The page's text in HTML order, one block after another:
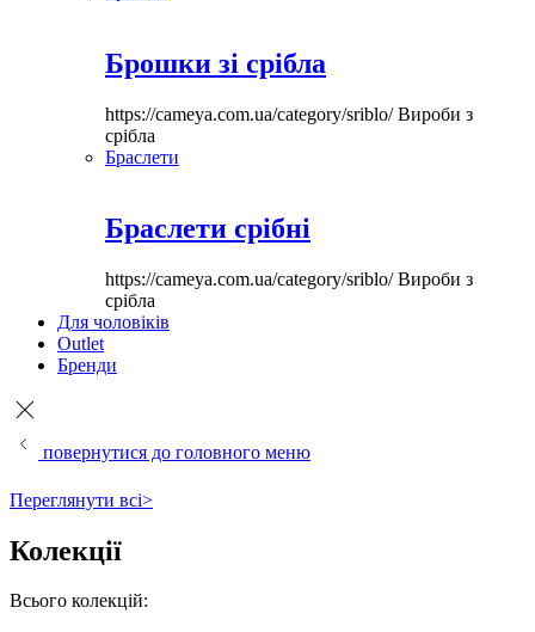
Брошки зі срібла
https://cameya.com.ua/category/sriblo/Вироби з
срібла
Браслети
Браслети срібні
https://cameya.com.ua/category/sriblo/Вироби з
срібла
Для чоловіків
Outlet
Бренди
повернутися до головного меню
Переглянути всі>
Колекції
Всього колекцій: